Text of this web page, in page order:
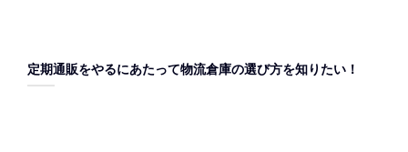
定期通販をやるにあたって物流倉庫の選び方を知りたい！